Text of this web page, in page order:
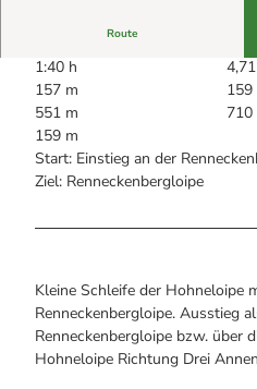
Noch lange nicht Schicht im
Die Eisflüsterer: Harzer
Wanderführer Jörg Kühnhold
Webcams
Kulinarik
Einkaufen
Webcams
Route
1:40 h
157 m
159
551 m
710
159 m
Start: Einstieg an der
Ziel: Renneckenbergloipe
Kleine Schleife der Hohneloipe
Renneckenbergloipe. Ausstieg
Renneckenbergloipe bzw. über
Hohneloipe Richtung Drei